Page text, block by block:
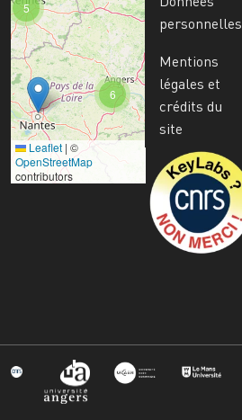
6
5
Leaflet | ©
OpenStreetMap
contributors
personnelles
Mentions
légales et
crédits du
site
Image